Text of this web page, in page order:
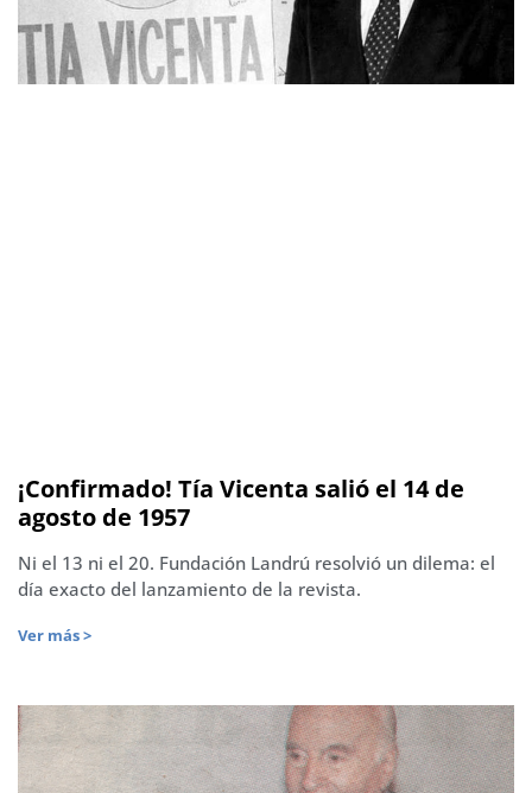
¡Confirmado! Tía Vicenta salió el 14 de
agosto de 1957
Ni el 13 ni el 20. Fundación Landrú resolvió un dilema: el
día exacto del lanzamiento de la revista.
Ver más >